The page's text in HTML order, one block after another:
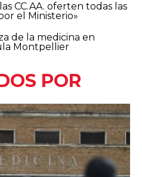
CC.AA. oferten todas las
el Ministerio»
de la medicina en
Montpellier
POR